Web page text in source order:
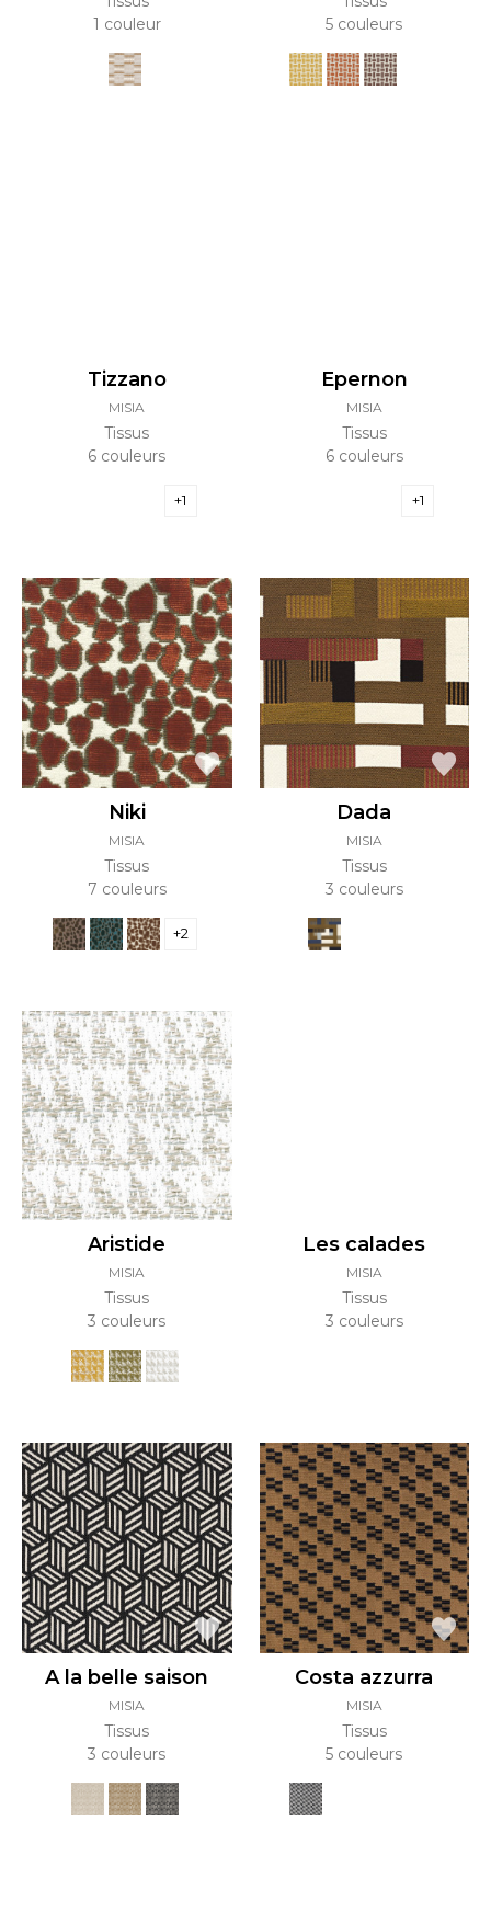
1 couleur
5 couleurs
Tizzano
MISIA
Tissus
6 couleurs
+1
Epernon
MISIA
Tissus
6 couleurs
+1
Niki
MISIA
Tissus
7 couleurs
+2
Dada
MISIA
Tissus
3 couleurs
Aristide
MISIA
Tissus
3 couleurs
Les calades
MISIA
Tissus
3 couleurs
A la belle saison
MISIA
Tissus
3 couleurs
Costa azzurra
MISIA
Tissus
5 couleurs